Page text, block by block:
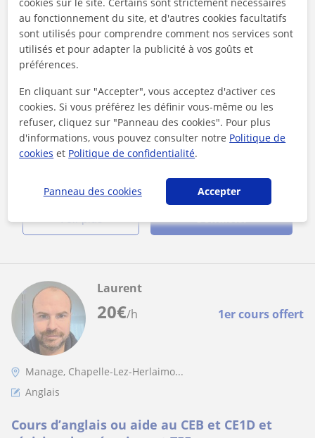
Manage
Mathématiques appliquées
Professeur particulier en mathématiques
appliquées
Bonjour, je me propose d'aider vos enfants à se remettre en
ordre, se préparer pour des interrogations ou des examens
ou encore à les aider...
20€/h 1er cours offert
Laurent
Manage, Chapelle-Lez-Herlaimo...
Anglais
Cours d’anglais ou aide au CEB et CE1D et
au fonctionnement du site, et d'autres cookies facultatifs
sont utilisés pour comprendre comment nos services sont
utilisés et pour adapter la publicité à vos goûts et
préférences.
En cliquant sur "Accepter", vous acceptez d'activer ces
cookies. Si vous préférez les définir vous-même ou les
refuser, cliquez sur "Panneau des cookies". Pour plus
d'informations, vous pouvez consulter notre Politique de
cookies et Politique de confidentialité.
Panneau des cookies Accepter